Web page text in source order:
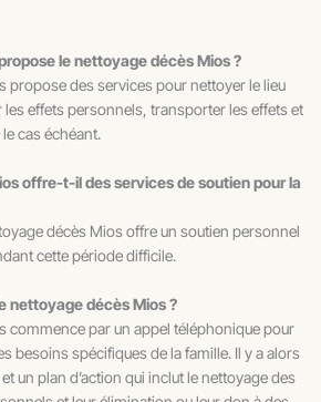
le nettoyage décès Mios ?
propose des services pour nettoyer le lieu
les effets personnels, transporter les effets et
cas échéant.
offre-t-il des services de soutien pour la
décès Mios offre un soutien personnel
cette période difficile.
nettoyage décès Mios ?
commence par un appel téléphonique pour
besoins spécifiques de la famille. Il y a alors
un plan d’action qui inclut le nettoyage des